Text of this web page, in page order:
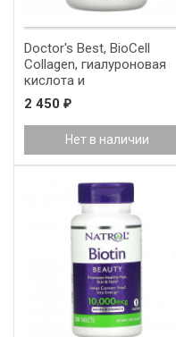
Doctor's Best, BioCell
Collagen, гиалуроновая
кислота и
хондроитинсульфат, 60
вегетарианских капсул
2 450 ₽
Нет в наличии